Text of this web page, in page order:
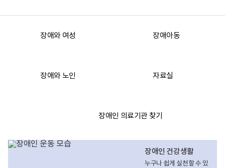
포
장애와 여성 장애아동
장애와 노인 자료실
장애인 의료기관 찾기
장애인 건강생활
누구나 쉽게 실천할 수 있